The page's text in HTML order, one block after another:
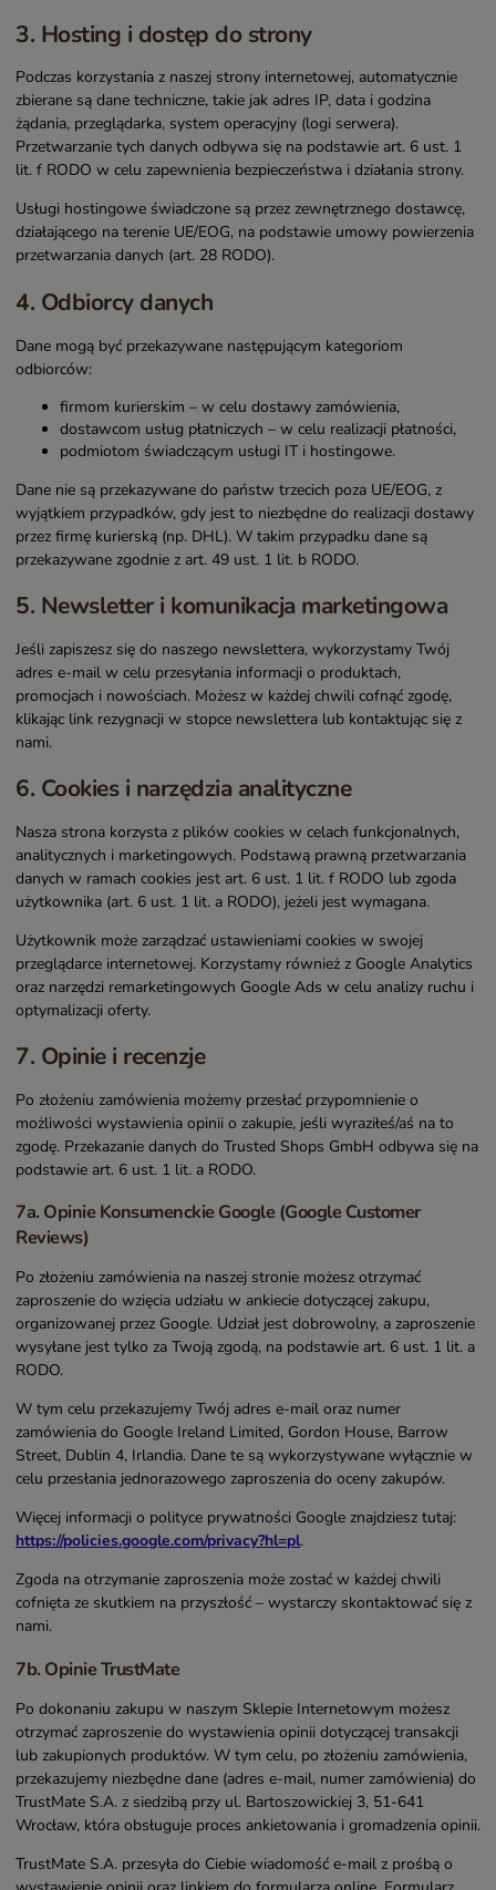
3. Hosting i dostęp do strony
Podczas korzystania z naszej strony internetowej, automatycznie
zbierane są dane techniczne, takie jak adres IP, data i godzina
żądania, przeglądarka, system operacyjny (logi serwera).
Przetwarzanie tych danych odbywa się na podstawie art. 6 ust. 1
lit. f RODO w celu zapewnienia bezpieczeństwa i działania strony.
Usługi hostingowe świadczone są przez zewnętrznego dostawcę,
działającego na terenie UE/EOG, na podstawie umowy powierzenia
przetwarzania danych (art. 28 RODO).
4. Odbiorcy danych
Dane mogą być przekazywane następującym kategoriom
odbiorców:
firmom kurierskim – w celu dostawy zamówienia,
dostawcom usług płatniczych – w celu realizacji płatności,
podmiotom świadczącym usługi IT i hostingowe.
Dane nie są przekazywane do państw trzecich poza UE/EOG, z
wyjątkiem przypadków, gdy jest to niezbędne do realizacji dostawy
przez firmę kurierską (np. DHL). W takim przypadku dane są
przekazywane zgodnie z art. 49 ust. 1 lit. b RODO.
5. Newsletter i komunikacja marketingowa
Jeśli zapiszesz się do naszego newslettera, wykorzystamy Twój
adres e-mail w celu przesyłania informacji o produktach,
promocjach i nowościach. Możesz w każdej chwili cofnąć zgodę,
klikając link rezygnacji w stopce newslettera lub kontaktując się z
nami.
6. Cookies i narzędzia analityczne
Nasza strona korzysta z plików cookies w celach funkcjonalnych,
analitycznych i marketingowych. Podstawą prawną przetwarzania
danych w ramach cookies jest art. 6 ust. 1 lit. f RODO lub zgoda
użytkownika (art. 6 ust. 1 lit. a RODO), jeżeli jest wymagana.
Użytkownik może zarządzać ustawieniami cookies w swojej
przeglądarce internetowej. Korzystamy również z Google Analytics
oraz narzędzi remarketingowych Google Ads w celu analizy ruchu i
optymalizacji oferty.
7. Opinie i recenzje
Po złożeniu zamówienia możemy przesłać przypomnienie o
możliwości wystawienia opinii o zakupie, jeśli wyraziłeś/aś na to
zgodę. Przekazanie danych do Trusted Shops GmbH odbywa się na
podstawie art. 6 ust. 1 lit. a RODO.
7a. Opinie Konsumenckie Google (Google Customer
Reviews)
Po złożeniu zamówienia na naszej stronie możesz otrzymać
zaproszenie do wzięcia udziału w ankiecie dotyczącej zakupu,
organizowanej przez Google. Udział jest dobrowolny, a zaproszenie
wysyłane jest tylko za Twoją zgodą, na podstawie art. 6 ust. 1 lit. a
RODO.
W tym celu przekazujemy Twój adres e-mail oraz numer
zamówienia do Google Ireland Limited, Gordon House, Barrow
Street, Dublin 4, Irlandia. Dane te są wykorzystywane wyłącznie w
celu przesłania jednorazowego zaproszenia do oceny zakupów.
Więcej informacji o polityce prywatności Google znajdziesz tutaj:
https://policies.google.com/privacy?hl=pl.
Zgoda na otrzymanie zaproszenia może zostać w każdej chwili
cofnięta ze skutkiem na przyszłość – wystarczy skontaktować się z
nami.
7b. Opinie TrustMate
Po dokonaniu zakupu w naszym Sklepie Internetowym możesz
otrzymać zaproszenie do wystawienia opinii dotyczącej transakcji
lub zakupionych produktów. W tym celu, po złożeniu zamówienia,
przekazujemy niezbędne dane (adres e-mail, numer zamówienia) do
TrustMate S.A. z siedzibą przy ul. Bartoszowickiej 3, 51-641
Wrocław, która obsługuje proces ankietowania i gromadzenia opinii.
TrustMate S.A. przesyła do Ciebie wiadomość e-mail z prośbą o